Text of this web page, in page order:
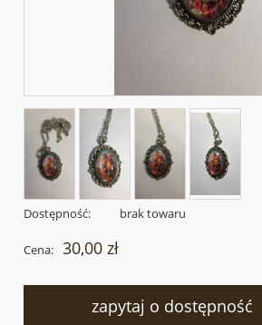
Dostępność: brak towaru
Cena: 30,00 zł
zapytaj o dostępność